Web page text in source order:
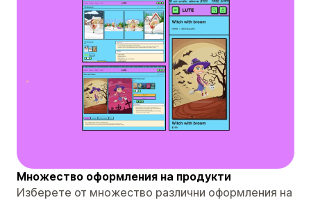
Множество оформления на продукти
Изберете от множество различни оформления на